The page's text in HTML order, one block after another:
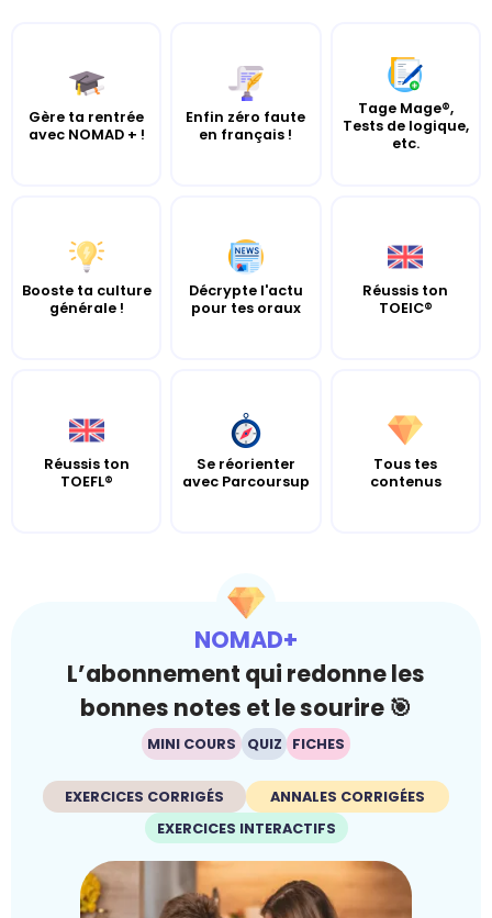
Gère ta rentrée
avec NOMAD + !
Enfin zéro faute
en français !
Tage Mage®,
Tests de logique,
etc.
Booste ta culture
générale !
Décrypte l'actu
pour tes oraux
Réussis ton
TOEIC®
Réussis ton
TOEFL®
Se réorienter
avec Parcoursup
Tous tes
contenus
NOMAD+
L’abonnement qui redonne les
bonnes notes et le sourire 🎯
MINI COURS QUIZ FICHES
EXERCICES CORRIGÉS
ANNALES CORRIGÉES
EXERCICES INTERACTIFS